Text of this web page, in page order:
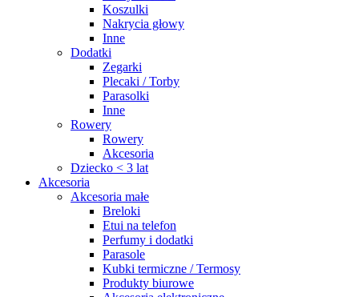
Koszulki
Nakrycia głowy
Inne
Dodatki
Zegarki
Plecaki / Torby
Parasolki
Inne
Rowery
Rowery
Akcesoria
Dziecko < 3 lat
Akcesoria
Akcesoria małe
Breloki
Etui na telefon
Perfumy i dodatki
Parasole
Kubki termiczne / Termosy
Produkty biurowe